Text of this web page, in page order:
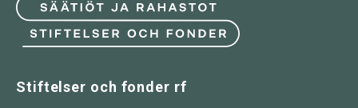
Stiftelser och fonder rf